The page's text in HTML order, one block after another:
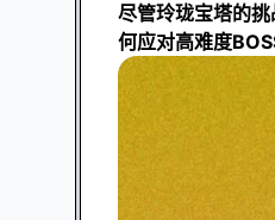
尽管玲珑宝塔的
何应对高难度